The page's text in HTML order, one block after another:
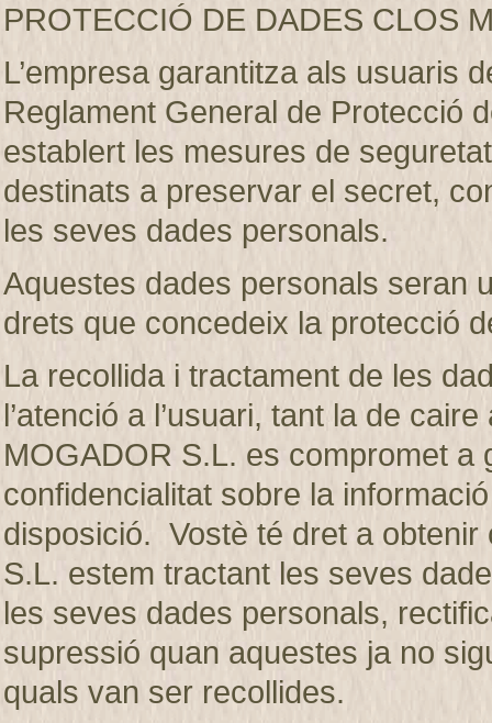
PROTECCIÓ DE DADES CLOS
L’empresa garantitza als usuaris
Reglament General de Protecció
establert les mesures de
destinats a preservar el secret,
les seves dades personals.
Aquestes dades personals seran
drets que concedeix la protecció
La recollida i tractament de les
l’atenció a l’usuari, tant la de
MOGADOR S.L. es compromet
confidencialitat sobre la
disposició. Vostè té dret a
S.L. estem tractant les seves
les seves dades personals,
supressió quan aquestes ja no
quals van ser recollides.